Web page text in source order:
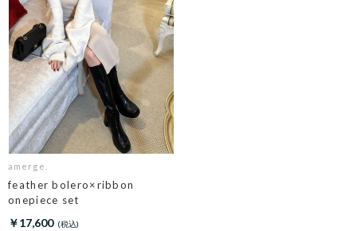
amerge.
feather bolero×ribbon
onepiece set
￥17,600